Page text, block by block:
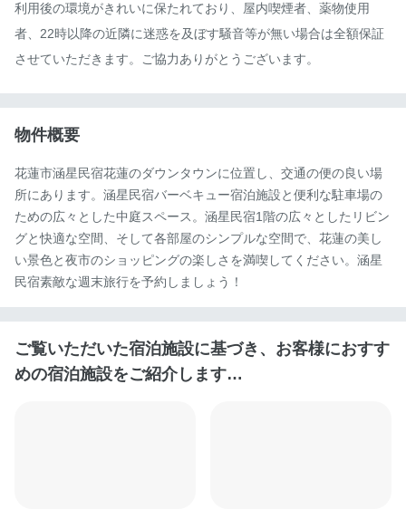
利用後の環境がきれいに保たれており、屋内喫煙者、薬物使用
者、22時以降の近隣に迷惑を及ぼす騒音等が無い場合は全額保証
させていただきます。ご協力ありがとうございます。
物件概要
花蓮市涵星民宿花蓮のダウンタウンに位置し、交通の便の良い場
所にあります。涵星民宿バーベキュー宿泊施設と便利な駐車場の
ための広々とした中庭スペース。涵星民宿1階の広々としたリビン
グと快適な空間、そして各部屋のシンプルな空間で、花蓮の美し
い景色と夜市のショッピングの楽しさを満喫してください。涵星
民宿素敵な週末旅行を予約しましょう！
ご覧いただいた宿泊施設に基づき、お客様におすす
めの宿泊施設をご紹介します…